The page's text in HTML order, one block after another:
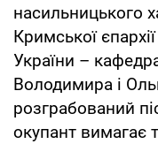
насильницького
Кримської
України –
Володимира і
розграбований
окупант вимагає